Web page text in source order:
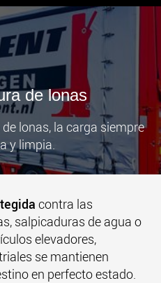
de lonas
lonas, la carga siempre
y limpia.
contra las
salpicaduras de agua o
elevadores,
se mantienen
en perfecto estado.